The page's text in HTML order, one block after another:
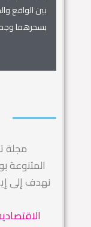
بين الواقع
بسحرهما
مجلة
نهدف إلى